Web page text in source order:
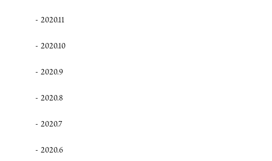
2020.11
2020.10
2020.9
2020.8
2020.7
2020.6